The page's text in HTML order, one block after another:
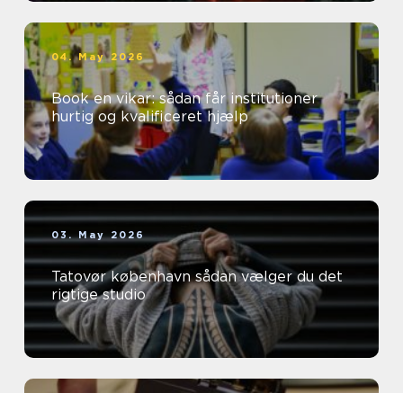
04. May 2026
Book en vikar: sådan får institutioner
hurtig og kvalificeret hjælp
03. May 2026
Tatovør københavn sådan vælger du det
rigtige studio